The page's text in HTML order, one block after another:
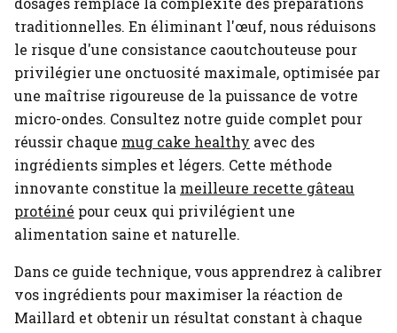
traditionnelles. En éliminant l'œuf, nous réduisons
le risque d'une consistance caoutchouteuse pour
privilégier une onctuosité maximale, optimisée par
une maîtrise rigoureuse de la puissance de votre
micro-ondes. Consultez notre guide complet pour
réussir chaque mug cake healthy avec des
ingrédients simples et légers. Cette méthode
innovante constitue la meilleure recette gâteau
protéiné pour ceux qui privilégient une
alimentation saine et naturelle.
Dans ce guide technique, vous apprendrez à calibrer
vos ingrédients pour maximiser la réaction de
Maillard et obtenir un résultat constant à chaque